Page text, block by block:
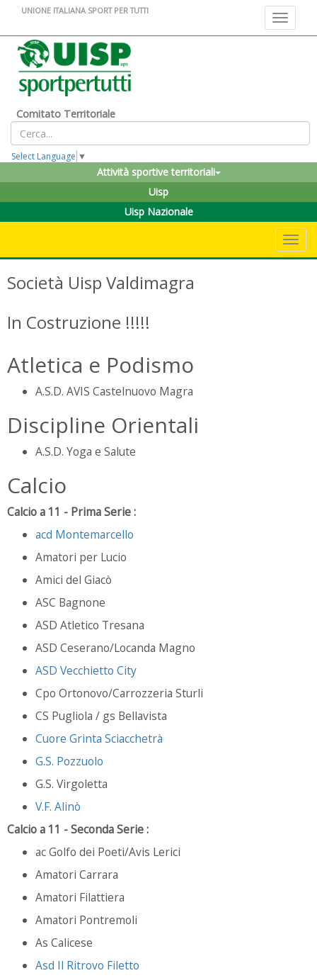
Toggle
UNIONE ITALIANA SPORT PER TUTTI
Comitato Territoriale
Select Language ▼
Attività sportive territoriali
Uisp
Uisp Nazionale
Società Uisp Valdimagra
In Costruzione !!!!!
Atletica e Podismo
A.S.D. AVIS Castelnuovo Magra
Discipline Orientali
A.S.D. Yoga e Salute
Calcio
Calcio a 11 - Prima Serie :
acd Montemarcello
Amatori per Lucio
Amici del Giacò
ASC Bagnone
ASD Atletico Tresana
ASD Ceserano/Locanda Magno
ASD Vecchietto City
Cpo Ortonovo/Carrozzeria Sturli
CS Pugliola / gs Bellavista
Cuore Grinta Sciacchetrà
G.S. Pozzuolo
G.S. Virgoletta
V.F. Alinò
Calcio a 11 - Seconda Serie :
ac Golfo dei Poeti/Avis Lerici
Amatori Carrara
Amatori Filattiera
Amatori Pontremoli
As Calicese
Asd Il Ritrovo Filetto